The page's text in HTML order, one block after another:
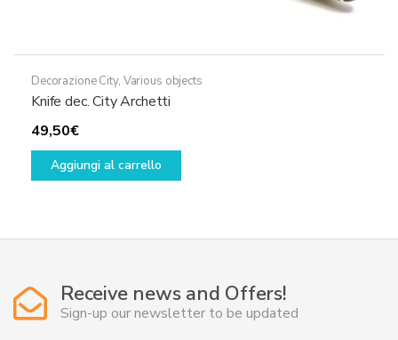
Decorazione City, Various objects
Knife dec. City Archetti
49,50€
Aggiungi al carrello
Receive news and Offers!
Sign-up our newsletter to be updated